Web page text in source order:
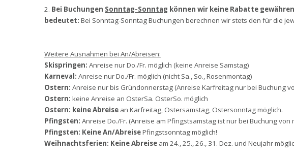
2. Bei Buchungen Sonntag-Sonntag können wir keine Rabatte gewähren
bedeutet: Bei Sonntag-Sonntag Buchungen berechnen wir stets den für die
Weitere Ausnahmen bei An/Abreisen:
Skispringen: Anreise nur Do./Fr. möglich (keine Anreise Samstag)
Karneval: Anreise nur Do./Fr. möglich (nicht Sa., So., Rosenmontag)
Ostern: Anreise nur bis Gründonnerstag (Anreise Karfreitag nur bei Buchung
Ostern: keine Anreise an OsterSa. OsterSo. möglich
Ostern: keine Abreise an Karfreitag, Ostersamstag, Ostersonntag möglich.
Pfingsten: Anreise Do./Fr. (Anreise am Pfingstsamstag ist nur bei Buchung von
Pfingsten: Keine An/AbreisePfingstsonntag möglich!
Weihnachtsferien: Keine Abreise am 24., 25., 26., 31. Dez. und Neujahr